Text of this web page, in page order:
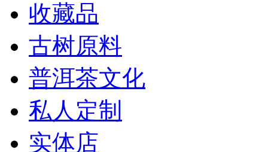
收藏品
古树原料
普洱茶文化
私人定制
实体店